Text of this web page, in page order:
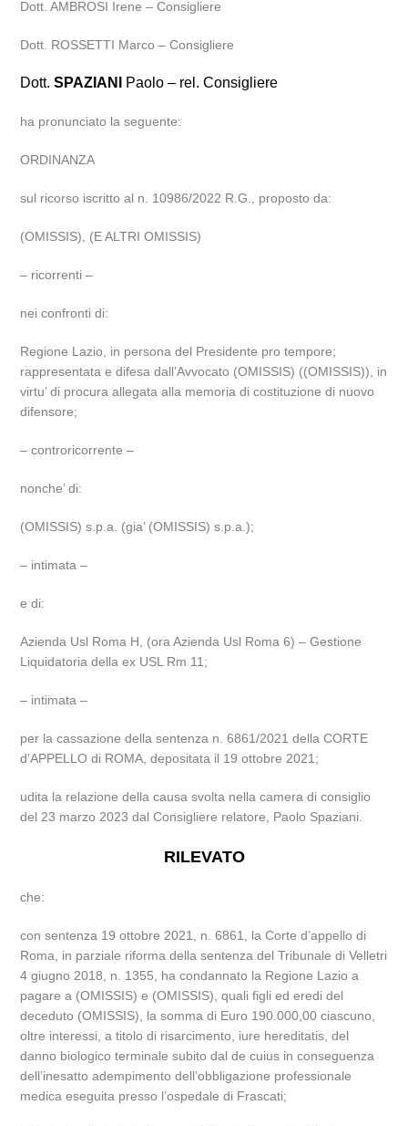
Dott. AMBROSI Irene – Consigliere
Dott. ROSSETTI Marco – Consigliere
Dott.SPAZIANI Paolo – rel. Consigliere
ha pronunciato la seguente:
ORDINANZA
sul ricorso iscritto al n. 10986/2022 R.G., proposto da:
(OMISSIS), (E ALTRI OMISSIS)
– ricorrenti –
nei confronti di:
Regione Lazio, in persona del Presidente pro tempore;
rappresentata e difesa dall’Avvocato (OMISSIS) ((OMISSIS)), in
virtu’ di procura allegata alla memoria di costituzione di nuovo
difensore;
– controricorrente –
nonche’ di:
(OMISSIS) s.p.a. (gia’ (OMISSIS) s.p.a.);
– intimata –
e di:
Azienda Usl Roma H, (ora Azienda Usl Roma 6) – Gestione
Liquidatoria della ex USL Rm 11;
– intimata –
per la cassazione della sentenza n. 6861/2021 della CORTE
d’APPELLO di ROMA, depositata il 19 ottobre 2021;
udita la relazione della causa svolta nella camera di consiglio
del 23 marzo 2023 dal Consigliere relatore, Paolo Spaziani.
RILEVATO
che:
con sentenza 19 ottobre 2021, n. 6861, la Corte d’appello di
Roma, in parziale riforma della sentenza del Tribunale di Velletri
4 giugno 2018, n. 1355, ha condannato la Regione Lazio a
pagare a (OMISSIS) e (OMISSIS), quali figli ed eredi del
deceduto (OMISSIS), la somma di Euro 190.000,00 ciascuno,
oltre interessi, a titolo di risarcimento, iure hereditatis, del
danno biologico terminale subito dal de cuius in conseguenza
dell’inesatto adempimento dell’obbligazione professionale
medica eseguita presso l’ospedale di Frascati;